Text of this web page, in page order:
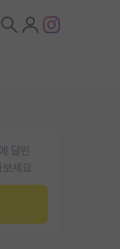
달린
세요